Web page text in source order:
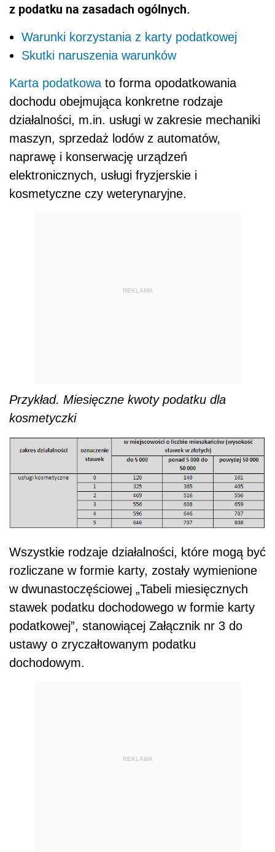
z podatku na zasadach ogólnych.
Warunki korzystania z karty podatkowej
Skutki naruszenia warunków
Karta podatkowa to forma opodatkowania
dochodu obejmująca konkretne rodzaje
działalności, m.in. usługi w zakresie mechaniki
maszyn, sprzedaż lodów z automatów,
naprawę i konserwację urządzeń
elektronicznych, usługi fryzjerskie i
kosmetyczne czy weterynaryjne.
REKLAMA
Przykład. Miesięczne kwoty podatku dla
kosmetyczki
Wszystkie rodzaje działalności, które mogą być
rozliczane w formie karty, zostały wymienione
w dwunastoczęściowej „Tabeli miesięcznych
stawek podatku dochodowego w formie karty
podatkowej”, stanowiącej Załącznik nr 3 do
ustawy o zryczałtowanym podatku
dochodowym.
REKLAMA